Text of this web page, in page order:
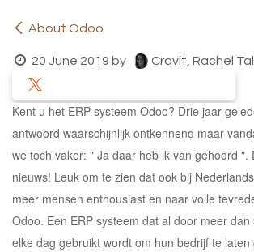
About Odoo
20 June 2019 by Cravit, Rachel
Kent u het ERP systeem Odoo? Drie jaar
antwoord waarschijnlijk ontkennend maar
we toch vaker: " Ja daar heb ik van gehoord ".
nieuws! Leuk om te zien dat ook bij
meer mensen enthousiast en naar volle
Odoo. Een ERP systeem dat al door meer
elke dag gebruikt wordt om hun bedrijf te